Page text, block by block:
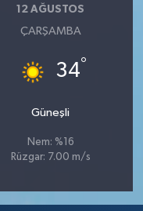
12 AĞUSTOS
ÇARŞAMBA
34°
Güneşli
Nem: %16
Rüzgar: 7.00 m/s